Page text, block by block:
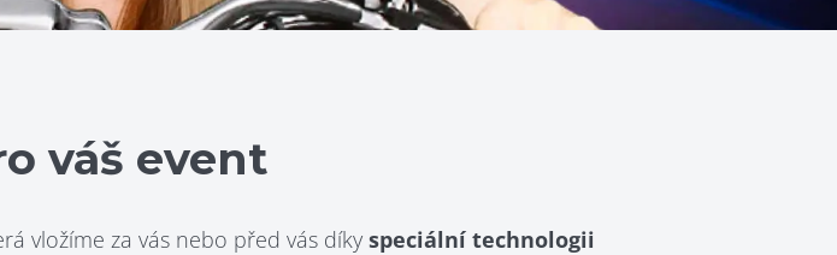
váš event
vložíme za vás nebo před vás díky speciální technologii